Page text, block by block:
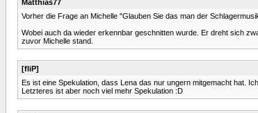
Matthias77
Vorher die Frage an Michelle "Glauben Sie das man der
Wobei auch da wieder erkennbar geschnitten wurde. Er dreht sich
zuvor Michelle stand.
[fliP]
Es ist eine Spekulation, dass Lena das nur ungern mitgemacht hat.
Letzteres ist aber noch viel mehr Spekulation :D